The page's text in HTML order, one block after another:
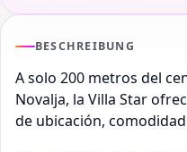
BESCHREIBUNG
A solo 200 metros del
Novalja, la Villa Star
de ubicación,